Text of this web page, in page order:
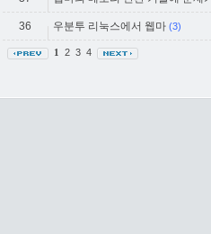
36 우분투 리눅스에서 웹마 (3)
1 2 3 4